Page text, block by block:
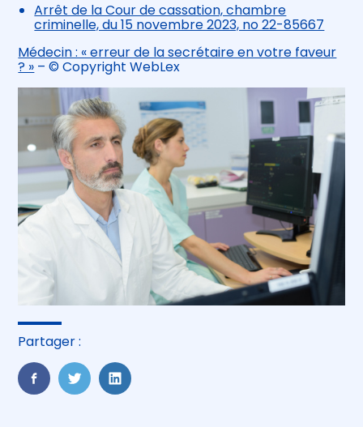
Arrêt de la Cour de cassation, chambre
criminelle, du 15 novembre 2023, no 22-85667
Médecin : « erreur de la secrétaire en votre faveur
? » – © Copyright WebLex
Partager :
FaceBook
TwitterLinkedIn